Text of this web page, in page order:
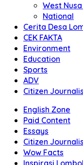
West
National
Cerita Desa
CEK FAKTA
Environment
Education
Sports
ADV
Citizen
English Zone
Paid Content
Essays
Citizen
Wow Facts
Inspirasi